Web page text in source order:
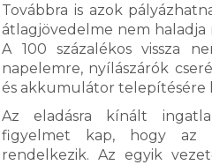
Továbbra is azok
átlagjövedelme nem
A 100 százalékos vissza
napelemre, nyílászárók
és akkumulátor telepítésére
Az eladásra kínált
figyelmet kap, hogy az
rendelkezik. Az egyik